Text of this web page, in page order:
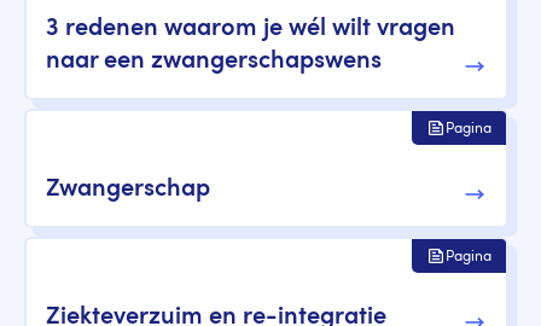
3 redenen waarom je wél wilt vragen
naar een zwangerschapswens
Zwangerschap
Pagina
Ziekteverzuim en re-integratie
Pagina